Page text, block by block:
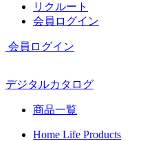
リクルート
会員ログイン
会員ログイン
デジタルカタログ
商品一覧
Home Life Products